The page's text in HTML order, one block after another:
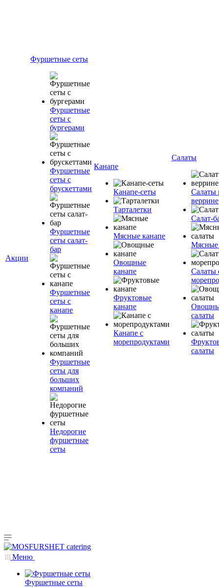
Акции
Фуршетные сеты
Фуршетные
сеты с
бургерами
Фуршетные
сеты с
брускеттами
Фуршетные
сеты салат-
бар
Фуршетные
сеты с
канапе
Фуршетные
сеты для
больших
компаний
Недорогие
фуршетные
сеты
Канапе
Канапе-сеты
Тарталетки
Мясные канапе
Овощные
канапе
Фруктовые
канапе
Канапе с
морепродуктами
Салаты
Салаты
веррине
Салат-
Мясные
Салаты
салаты
салаты
Меню
Фуршетные сеты